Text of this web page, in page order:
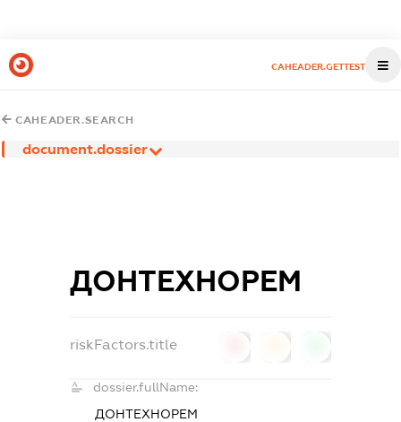
CAHEADER.GETTEST
CAHEADER.SEARCH
document.dossier
ДОНТЕХНОРЕМ
riskFactors.title
dossier.fullName:
ДОНТЕХНОРЕМ